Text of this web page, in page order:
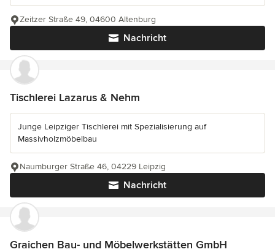
Nachricht
Zeitzer Straße 49, 04600 Altenburg
Tischlerei Lazarus & Nehm
Junge Leipziger Tischlerei mit Spezialisierung auf
Massivholzmöbelbau
Nachricht
Naumburger Straße 46, 04229 Leipzig
Graichen Bau- und Möbelwerkstätten GmbH